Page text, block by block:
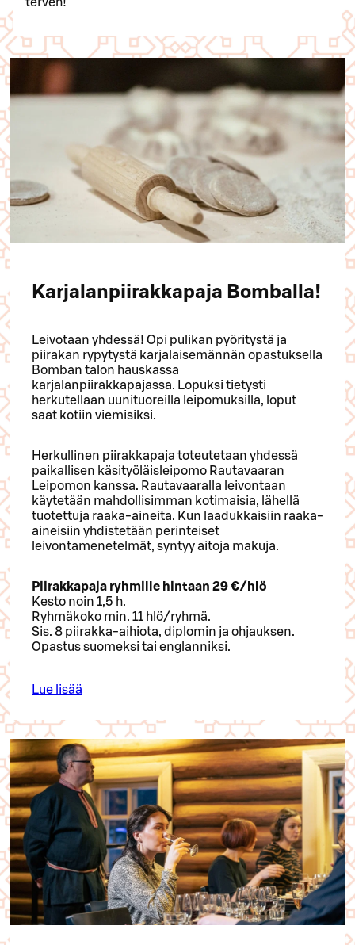
Karjalanpiirakkapaja Bomballa!
Leivotaan yhdessä! Opi pulikan pyöritystä ja
piirakan rypytystä karjalaisemännän opastuksella
Bomban talon hauskassa
karjalanpiirakkapajassa. Lopuksi tietysti
herkutellaan uunituoreilla leipomuksilla, loput
saat kotiin viemisiksi.
Herkullinen piirakkapaja toteutetaan yhdessä
paikallisen käsityöläisleipomo Rautavaaran
Leipomon kanssa. Rautavaaralla leivontaan
käytetään mahdollisimman kotimaisia, lähellä
tuotettuja raaka-aineita. Kun laadukkaisiin raaka-
aineisiin yhdistetään perinteiset
leivontamenetelmät, syntyy aitoja makuja.
Piirakkapaja ryhmille hintaan 29 €/hlö
Kesto noin 1,5 h.
Ryhmäkoko min. 11 hlö/ryhmä.
Sis. 8 piirakka-aihiota, diplomin ja ohjauksen.
Opastus suomeksi tai englanniksi.
Lue lisää